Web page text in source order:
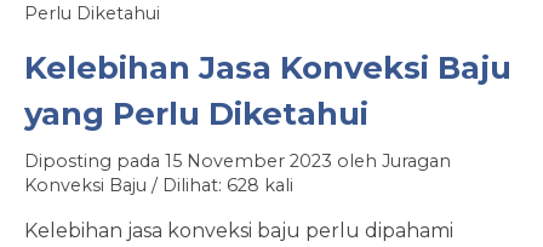
Perlu Diketahui
Kelebihan Jasa Konveksi Baju
yang Perlu Diketahui
Diposting pada 15 November 2023 oleh Juragan
Konveksi Baju / Dilihat: 628 kali
Kelebihan jasa konveksi baju perlu dipahami